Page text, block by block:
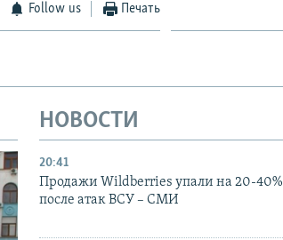
Follow us Печать
НОВОСТИ
20:41
Продажи Wildberries упали на 20-40%
после атак ВСУ – СМИ